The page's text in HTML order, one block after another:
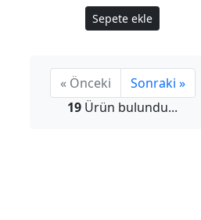
Sepete ekle
« Önceki
Sonraki »
19 Ürün bulundu...